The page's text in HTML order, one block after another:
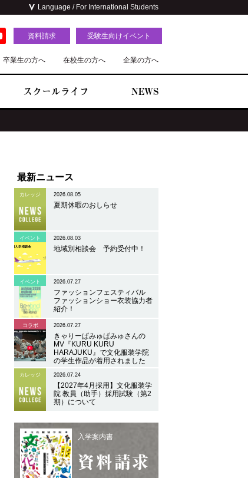
Language / For International Students
資料請求 受験生向けイベント
スクールライフ NEWS
卒業生の方へ 在校生の方へ 企業の方へ
最新ニュース
カレッジ 2026.08.05
夏期休暇のおしらせ
イベント 2026.08.03
地域別相談会 予約受付中！
イベント 2026.07.27
ファッションフェスティバル
ファッションショー衣装協力者
紹介！
コラボ 2026.07.27
きゃりーぱみゅぱみゅさんの
MV『KURU KURU
HARAJUKU』で文化服装学院
の学生作品が着用されました
カレッジ 2026.07.24
【2027年4月採用】文化服装学
院 教員（助手）採用試験（第2
期）について
入学案内書
資料請求